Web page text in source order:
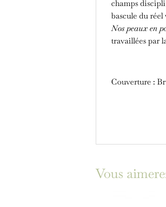
champs
bascule du réel
Nos peaux en
travaillées par
Couverture :
Vous